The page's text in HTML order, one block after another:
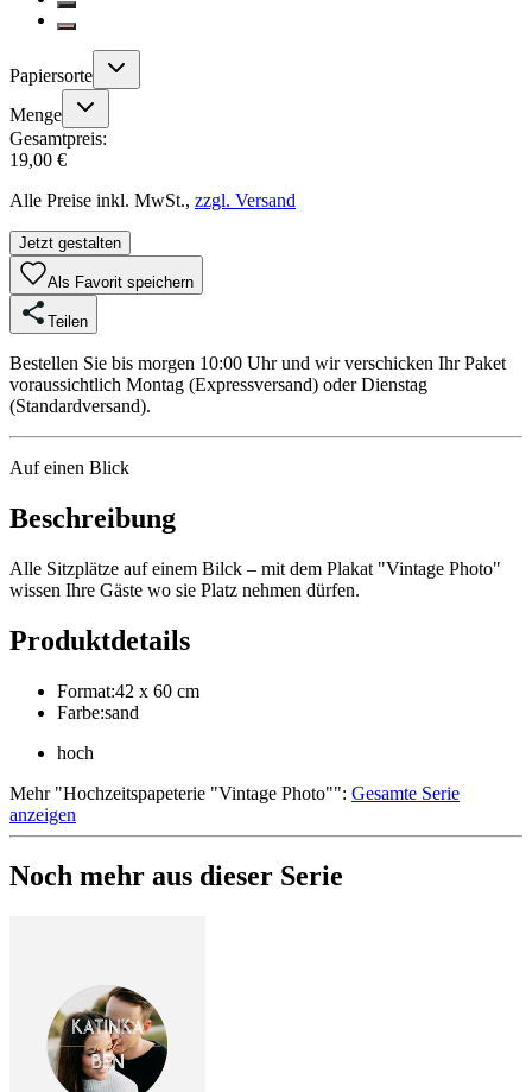
Papiersorte
Menge
Gesamtpreis:
19,00 €
Alle Preise inkl. MwSt., zzgl. Versand
Jetzt gestalten
Als Favorit speichern
Teilen
Bestellen Sie bis morgen 10:00 Uhr und wir verschicken Ihr Paket
voraussichtlich Montag (Expressversand) oder Dienstag
(Standardversand).
Auf einen Blick
Beschreibung
Alle Sitzplätze auf einem Bilck – mit dem Plakat "Vintage Photo"
wissen Ihre Gäste wo sie Platz nehmen dürfen.
Produktdetails
Format:42 x 60 cm
Farbe:sand
hoch
Mehr"Hochzeitspapeterie "Vintage Photo"": Gesamte Serie
anzeigen
Noch mehr aus dieser Serie